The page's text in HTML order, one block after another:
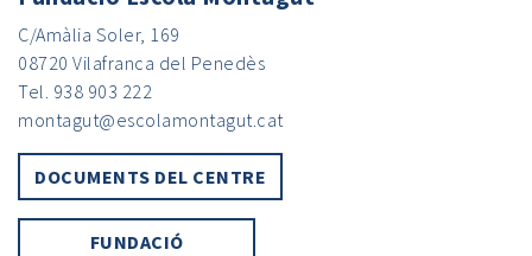
C/Amàlia Soler, 169
08720 Vilafranca del Penedès
Tel. 938 903 222
montagut@escolamontagut.cat
DOCUMENTS DEL CENTRE
FUNDACIÓ